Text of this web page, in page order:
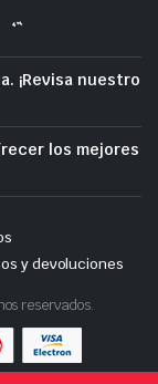
¡Revisa nuestro
los mejores
y devoluciones
reservados.